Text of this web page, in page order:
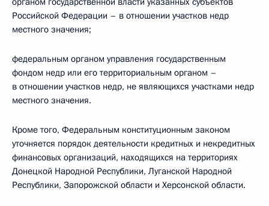
Российской Федерации – в отношении участков недр
местного значения;
федеральным органом управления государственным
фондом недр или его территориальным органом –
в отношении участков недр, не являющихся участками недр
местного значения.
Кроме того, Федеральным конституционным законом
уточняется порядок деятельности кредитных и некредитных
финансовых организаций, находящихся на территориях
Донецкой Народной Республики, Луганской Народной
Республики, Запорожской области и Херсонской области.